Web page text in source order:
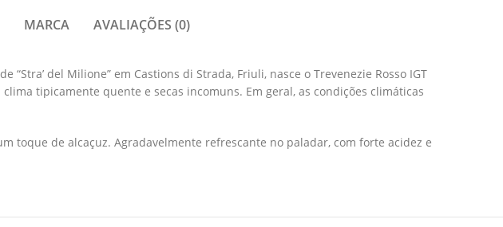
MARCA AVALIAÇÕES (0)
del Milione” em Castions di Strada, Friuli, nasce o Trevenezie Rosso IGT
tipicamente quente e secas incomuns. Em geral, as condições climáticas
toque de alcaçuz. Agradavelmente refrescante no paladar, com forte acidez e